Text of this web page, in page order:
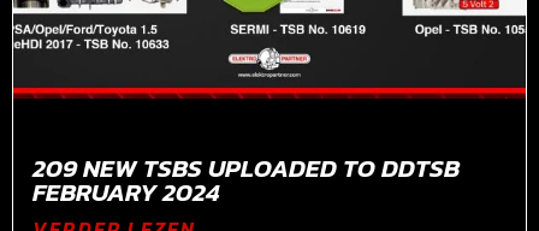
209 NEW TSBS UPLOADED TO DDTSB
FEBRUARY 2024